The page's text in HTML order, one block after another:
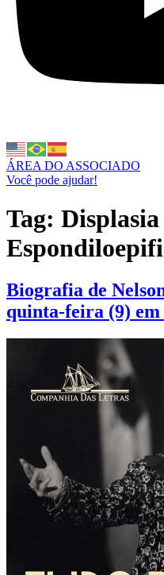
ÁREA DO ASSOCIADO
Você pode ajudar!
Tag: Displasia
Biografia de
quinta-feira (9) em